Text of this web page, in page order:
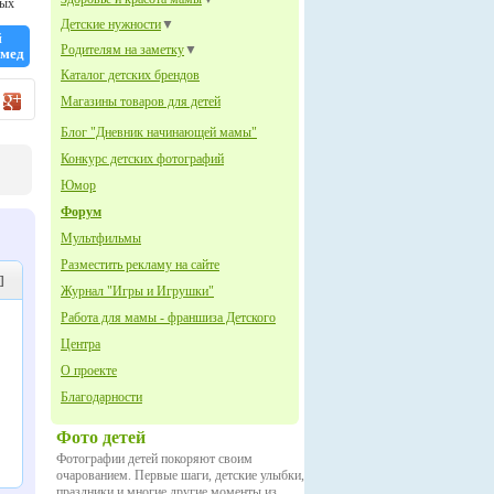
Детские нужности▼
Родителям на заметку▼
Каталог детских брендов
Магазины товаров для детей
Блог "Дневник начинающей мамы"
Конкурс детских фотографий
Юмор
Форум
Мультфильмы
Разместить рекламу на сайте
Журнал "Игры и Игрушки"
Работа для мамы - франшиза Детского
Центра
О проекте
Благодарности
Фото детей
Фотографии детей покоряют своим
очарованием. Первые шаги, детские улыбки,